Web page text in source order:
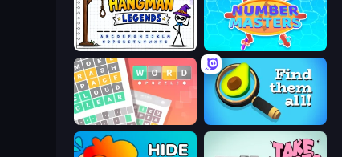
Hangman Legends Number Masters
Wordler Find Them All!